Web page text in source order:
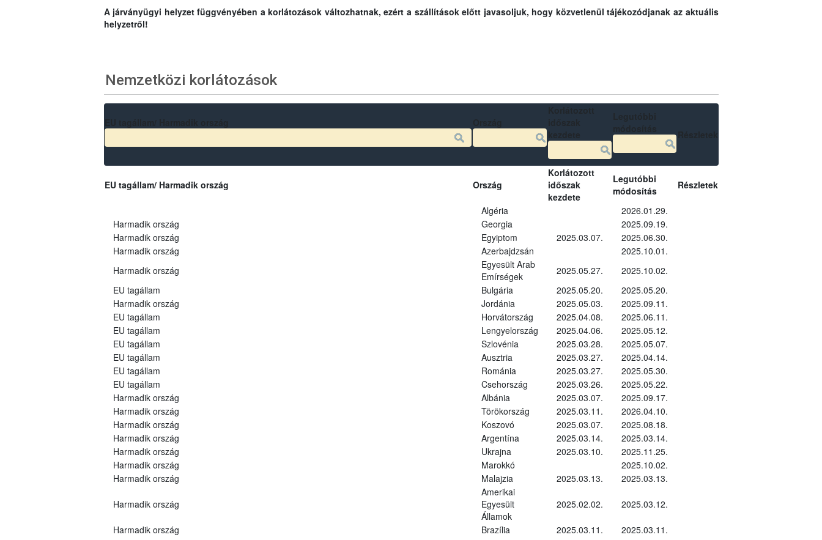
A járványügyi helyzet függvényében a korlátozások változhatnak, ezért a szállítások előtt javasoljuk, hogy közvetlenül tájékozódjanak az aktuális
helyzetről!
Nemzetközi korlátozások
EU tagállam/ Harmadik ország Ország
Korlátozott
időszak
kezdete
Legutóbbi
módosítás
Részletek
Algéria
2026.01.29.
Harmadik ország
Georgia
2025.09.19.
Harmadik ország
Egyiptom 2025.03.07.
2025.06.30.
Harmadik ország
Azerbajdzsán
2025.10.01.
Harmadik ország
Egyesült Arab
Emírségek
2025.05.27.
2025.10.02.
EU tagállam
Bulgária 2025.05.20.
2025.05.20.
Harmadik ország
Jordánia 2025.05.03.
2025.09.11.
EU tagállam
Horvátország 2025.04.08.
2025.06.11.
EU tagállam
Lengyelország 2025.04.06.
2025.05.12.
EU tagállam
Szlovénia 2025.03.28.
2025.05.07.
EU tagállam
Ausztria 2025.03.27.
2025.04.14.
EU tagállam
Románia 2025.03.27.
2025.05.30.
EU tagállam
Csehország 2025.03.26.
2025.05.22.
Harmadik ország
Albánia 2025.03.07.
2025.09.17.
Harmadik ország
Törökország 2025.03.11.
2026.04.10.
Harmadik ország
Koszovó 2025.03.07.
2025.08.18.
Harmadik ország
Argentína 2025.03.14.
2025.03.14.
Harmadik ország
Ukrajna 2025.03.10.
2025.11.25.
Harmadik ország
Marokkó
2025.10.02.
Harmadik ország
Malajzia 2025.03.13. 2025.03.13.
Harmadik ország
Amerikai
Egyesült
Államok
2025.02.02. 2025.03.12.
Harmadik ország Brazília 2025.03.11.
2025.03.11.